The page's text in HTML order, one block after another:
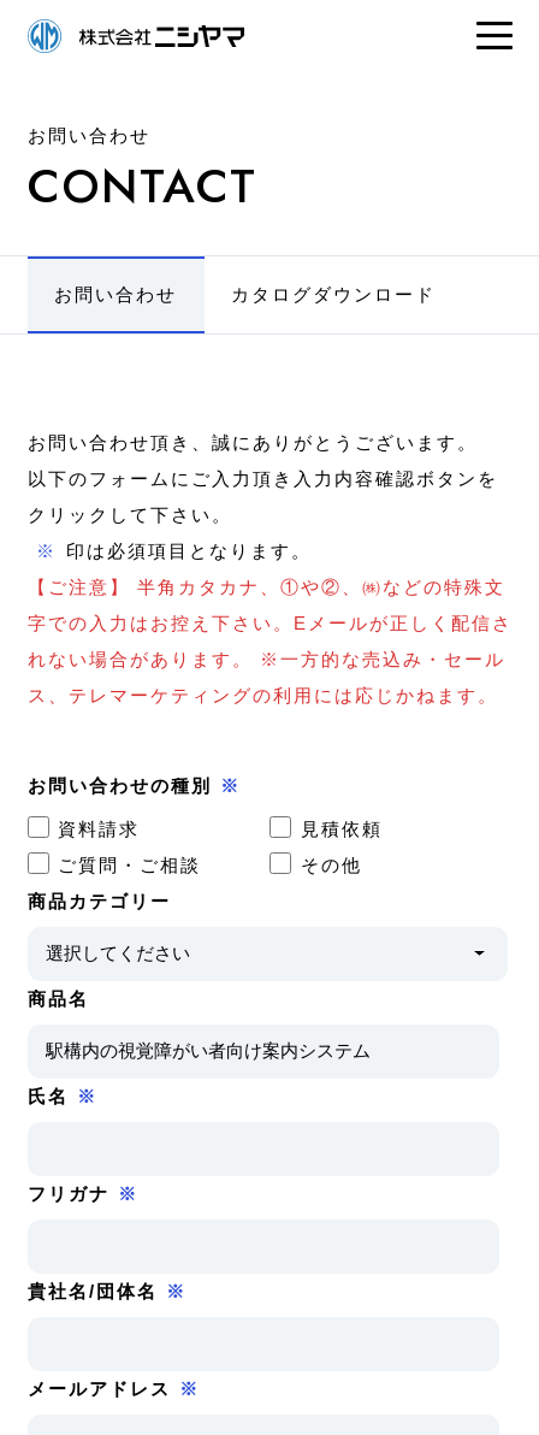
お問い合わせ
CONTACT
お問い合わせ カタログダウンロード
お問い合わせ頂き、誠にありがとうございます。
以下のフォームにご入力頂き入力内容確認ボタンを
クリックして下さい。
※
印は必須項目となります。
【ご注意】 半角カタカナ、①や②、㈱などの特殊文
字での入力はお控え下さい。Eメールが正しく配信さ
れない場合があります。 ※一方的な売込み・セール
ス、テレマーケティングの利用には応じかねます。
お問い合わせの種別 ※
資料請求
見積依頼
ご質問・ご相談
その他
商品カテゴリー
商品名
氏名 ※
フリガナ ※
貴社名/団体名 ※
メールアドレス ※